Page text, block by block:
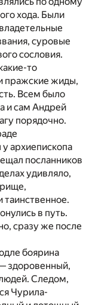
хода. Были
суровые
сословия.
то
пражские жиды,
Всем было
и сам Андрей
порядочно.
архиепископа
посланников
удивляло,
таинственное.
в путь.
сразу же после
боярина
здоровенный,
Следом,
Чурила-